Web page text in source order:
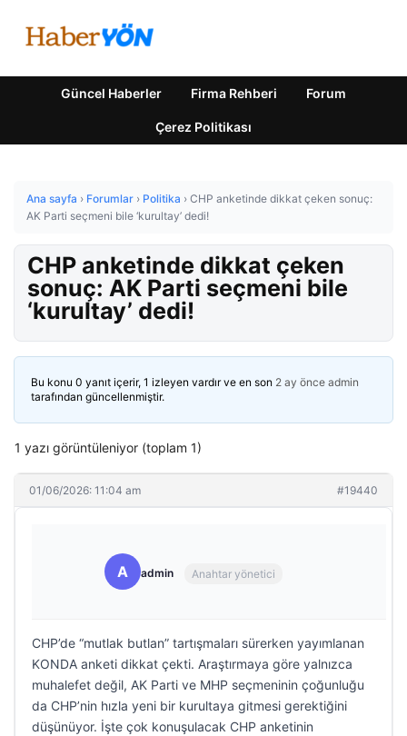
Güncel Haberler Firma Rehberi Forum
Çerez Politikası
Ana sayfa › Forumlar › Politika › CHP anketinde dikkat çeken sonuç:
AK Parti seçmeni bile ‘kurultay’ dedi!
CHP anketinde dikkat çeken
sonuç: AK Parti seçmeni bile
‘kurultay’ dedi!
Bu konu 0 yanıt içerir, 1 izleyen vardır ve en son 2 ay önce admin
tarafından güncellenmiştir.
1 yazı görüntüleniyor (toplam 1)
01/06/2026: 11:04 am #19440
A admin Anahtar yönetici
CHP’de “mutlak butlan” tartışmaları sürerken yayımlanan
KONDA anketi dikkat çekti. Araştırmaya göre yalnızca
muhalefet değil, AK Parti ve MHP seçmeninin çoğunluğu
da CHP’nin hızla yeni bir kurultaya gitmesi gerektiğini
düşünüyor. İşte çok konuşulacak CHP anketinin